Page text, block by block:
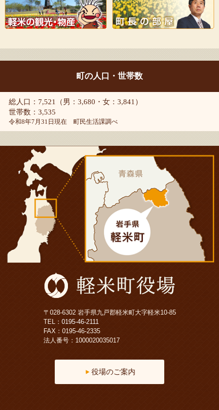
町の人口・世帯数
総人口：7,521（男：3,680・女：3,841）
世帯数：3,535
令和8年7月31日現在 町民生活課調べ
〒028-6302 岩手県九戸郡軽米町大字軽米10-85
TEL： 0195-46-2111
FAX：0195-46-2335
法人番号：1000020035017
役場のご案内